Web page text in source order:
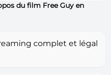
du film Free Guy en
complet et légal